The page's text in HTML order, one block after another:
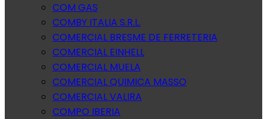
COM GAS
COMBY ITALIA S.R.L.
COMERCIAL BRESME DE FERRETERIA
COMERCIAL EINHELL
COMERCIAL MUELA
COMERCIAL QUIMICA MASSO
COMERCIAL VALIRA
COMPO IBERIA